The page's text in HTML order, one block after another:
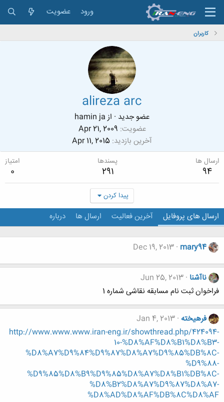
ورود عضویت
کاربران
alireza arc
عضو جدید · از hamin ja
عضویت Apr 21, 2009
آخرین بازدید Apr 11, 2015
ارسال ها
94
پسندها
291
امتیاز
0
پیدا کردن
ارسال های پروفایل آخرین فعالیت ارسال ها درباره
mary94
Dec 19, 2013
ناآشنا Jun 25, 2013
فراخوان ثبت نام مسابقه نقاشی شماره 1
فرهيخته Jan 4, 2013
http://www.www.www.iran-eng.ir/showthread.php/424094-
10-%D8%AF%D8%B1%D8%B3-
%D8%A7%D9%84%D9%87%D8%A7%D9%85%DB%8C-
%D9%88-
%D9%85%D8%B9%D9%85%D8%A7%D8%B1%DB%8C-
%D8%B2%D8%A7%D9%87%D8%A7-
%D8%AD%D8%AF%DB%8C%D8%AF